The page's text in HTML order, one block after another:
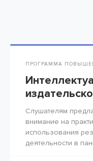
ПРОГРАММА
Слушателям
внимание на
использования
деятельности в